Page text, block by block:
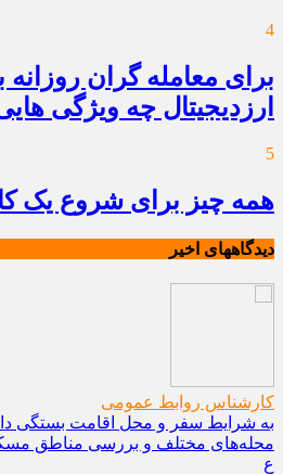
4
برای معامله گران
ارزدیجیتال چه ویژگی
5
همه چیز برای شروع یک
دیدگاههای اخیر
کارشناس روابط عمومی
به شرایط سفر و محل اقامت بستگی
محله‌های مختلف و بررسی مناطق
ع